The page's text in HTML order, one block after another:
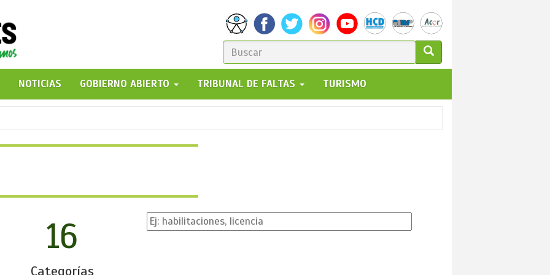
FORMULARIO
DE
BÚSQUEDA
GO!
NOTICIAS
GOBIERNO ABIERTO TRIBUNAL DE FALTAS TURISMO
16
Categorías